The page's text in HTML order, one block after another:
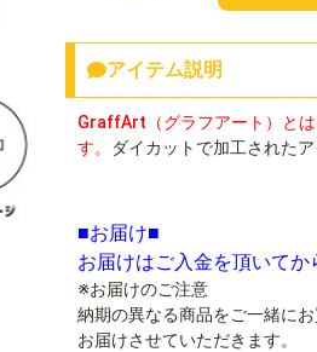
アイテム説明
GraffArt（グラフアート）と
す。
ダイカットで加工された
■お届け■
お届けはご入金を頂いて
※お届けのご注意
納期の異なる商品をご一緒に
お届けさせていただきます。